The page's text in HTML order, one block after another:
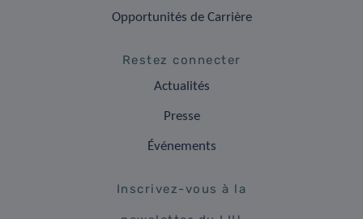
Opportunités de Carrière
Restez connecter
Actualités
Presse
Événements
Inscrivez-vous à la